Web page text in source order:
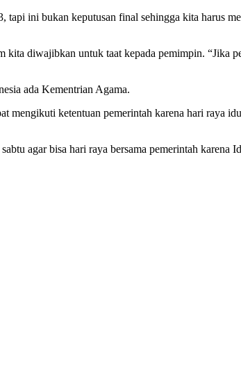
tapi ini bukan keputusan final sehingga kita harus
diwajibkan untuk taat kepada pemimpin. “Jika
ada Kementrian Agama.
mengikuti ketentuan pemerintah karena hari raya
agar bisa hari raya bersama pemerintah